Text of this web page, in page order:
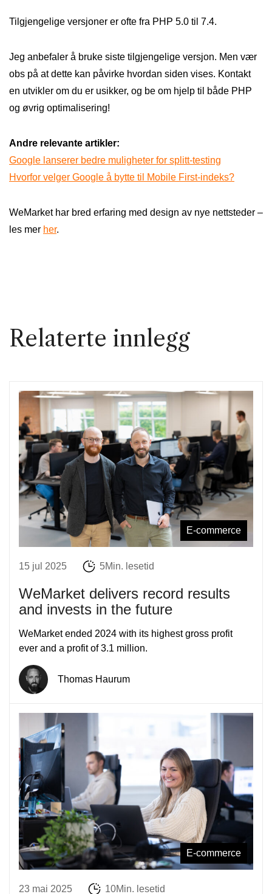
Tilgjengelige versjoner er ofte fra PHP 5.0 til 7.4.
Jeg anbefaler å bruke siste tilgjengelige versjon. Men vær
obs på at dette kan påvirke hvordan siden vises. Kontakt
en utvikler om du er usikker, og be om hjelp til både PHP
og øvrig optimalisering!
Andre relevante artikler:
Google lanserer bedre muligheter for splitt-testing
Hvorfor velger Google å bytte til Mobile First-indeks?
WeMarket har bred erfaring med design av nye nettsteder –
les mer her.
Relaterte innlegg
E-commerce
15 jul 2025 5Min. lesetid
WeMarket delivers record results
and invests in the future
WeMarket ended 2024 with its highest gross profit
ever and a profit of 3.1 million.
Thomas Haurum
E-commerce
23 mai 2025 10Min. lesetid